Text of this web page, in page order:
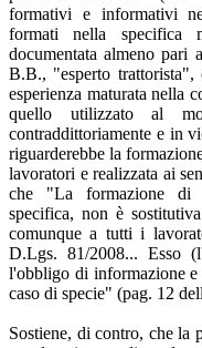
formativi e informativi
formati nella specifica
documentata almeno pari
B.B., "esperto trattorista",
esperienza maturata nella
quello utilizzato al
contraddittoriamente e in
riguarderebbe la
lavoratori e realizzata ai
che "La formazione di
specifica, non è
comunque a tutti i
D.Lgs. 81/2008... Esso
l'obbligo di informazione e
caso di specie" (pag. 12
Sostiene, di contro, che la